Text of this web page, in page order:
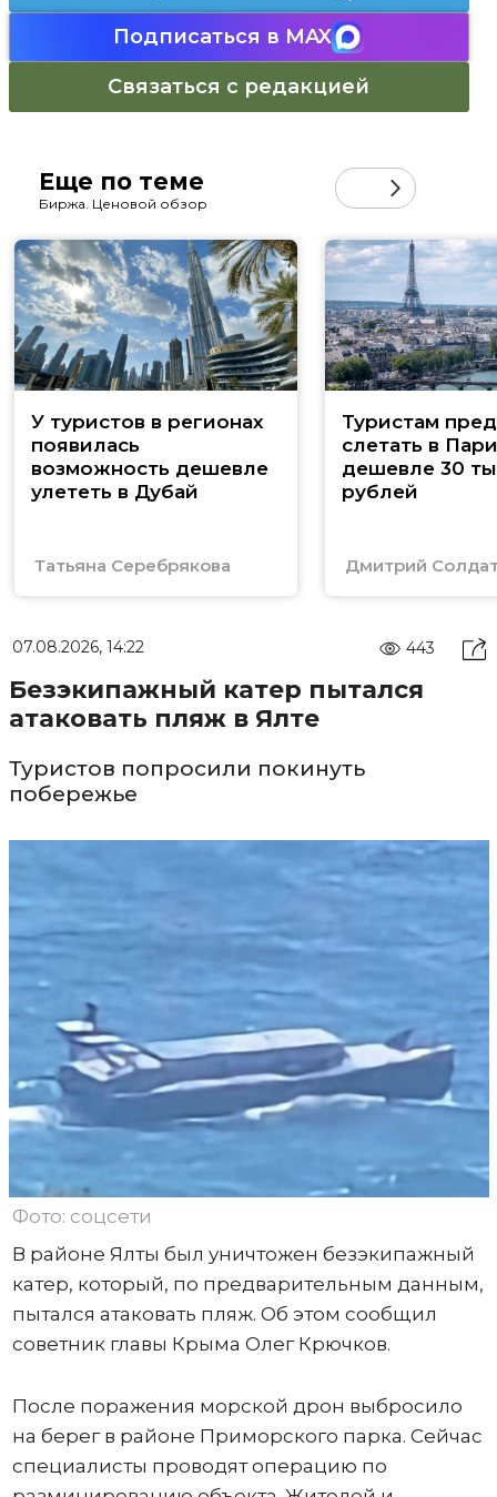
Подписаться в MAX
Связаться с редакцией
Еще по теме
Биржа. Ценовой обзор
У туристов в регионах
появилась
возможность дешевле
улететь в Дубай
Татьяна Серебрякова
Туристам
слетать в
дешевле 30
рублей
Дмитрий
07.08.2026, 14:22 443
Безэкипажный катер пытался
атаковать пляж в Ялте
Туристов попросили покинуть
побережье
Фото: соцсети
В районе Ялты был уничтожен безэкипажный
катер, который, по предварительным данным,
пытался атаковать пляж. Об этом сообщил
советник главы Крыма Олег Крючков.
После поражения морской дрон выбросило
на берег в районе Приморского парка. Сейчас
специалисты проводят операцию по